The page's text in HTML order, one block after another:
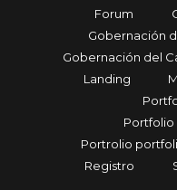
Forum
Gobernación
Gobernación del
Landing
Portrolio
Registro